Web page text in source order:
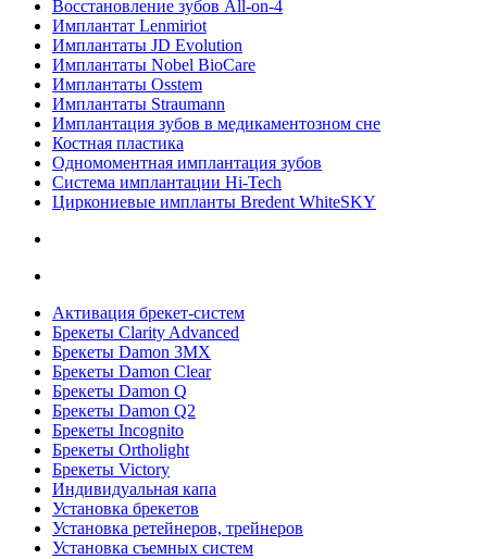
Восстановление зубов All‑on‑4
Имплантат Lenmiriot
Имплантаты JD Evolution
Имплантаты Nobel BioСare
Имплантаты Osstem
Имплантаты Straumann
Имплантация зубов в медикаментозном сне
Костная пластика
Одномоментная имплантация зубов
Система имплантации Hi-Tech
Циркониевые импланты Bredent WhiteSKY
Активация брекет-систем
Брекеты Clarity Advanced
Брекеты Damon 3MX
Брекеты Damon Clear
Брекеты Damon Q
Брекеты Damon Q2
Брекеты Incognito
Брекеты Ortholight
Брекеты Victory
Индивидуальная капа
Установка брекетов
Установка ретейнеров, трейнеров
Установка съемных систем